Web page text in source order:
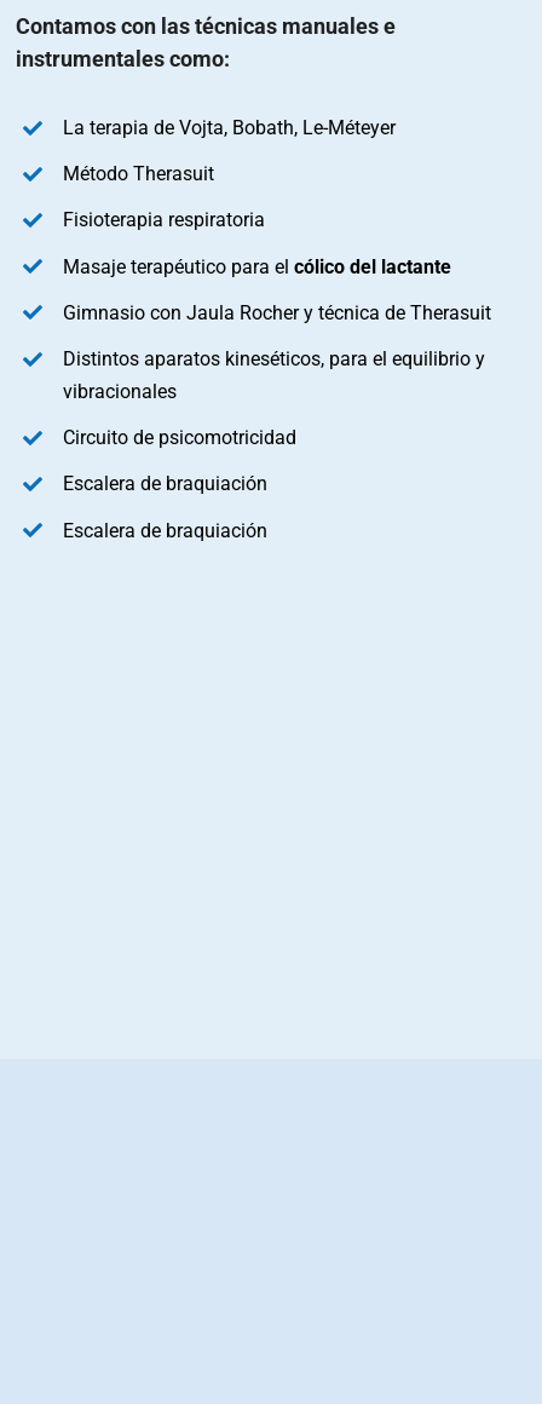
Contamos con las técnicas manuales e
instrumentales como:
La terapia de Vojta, Bobath, Le-Méteyer
Método Therasuit
Fisioterapia respiratoria
Masaje terapéutico para el cólico del lactante
Gimnasio con Jaula Rocher y técnica de Therasuit
Distintos aparatos kineséticos, para el equilibrio y
vibracionales
Circuito de psicomotricidad
Escalera de braquiación
Escalera de braquiación